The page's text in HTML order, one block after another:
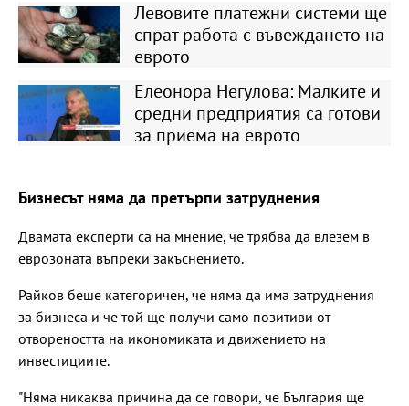
Левовите платежни системи ще
спрат работа с въвеждането на
еврото
Елеонора Негулова: Малките и
средни предприятия са готови
за приема на еврото
Бизнесът няма да претърпи затруднения
Двамата експерти са на мнение, че трябва да влезем в
еврозоната въпреки закъснението.
Райков беше категоричен, че няма да има затруднения
за бизнеса и че той ще получи само позитиви от
отвореността на икономиката и движението на
инвестициите.
"Няма никаква причина да се говори, че България ще